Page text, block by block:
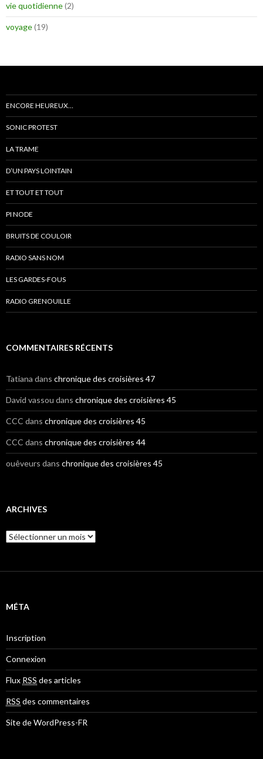
vie quotidienne(2)
voyage(19)
ENCORE HEUREUX…
SONIC PROTEST
LA TRAME
D’UN PAYS LOINTAIN
ET TOUT ET TOUT
PI NODE
BRUITS DE COULOIR
RADIO SANS NOM
LES GARDES-FOUS
RADIO GRENOUILLE
COMMENTAIRES RÉCENTS
Tatiana dans chronique des croisières 47
David vassou dans chronique des croisières 45
CCC dans chronique des croisières 45
CCC dans chronique des croisières 44
ouêveurs dans chronique des croisières 45
ARCHIVES
A
r
s
MÉTA
Inscription
Connexion
Flux RSS des articles
RSS des commentaires
Site de WordPress-FR